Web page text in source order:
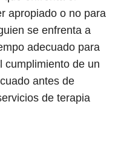
apropiado o no para
se enfrenta a
adecuado para
cumplimiento de un
antes de
de terapia